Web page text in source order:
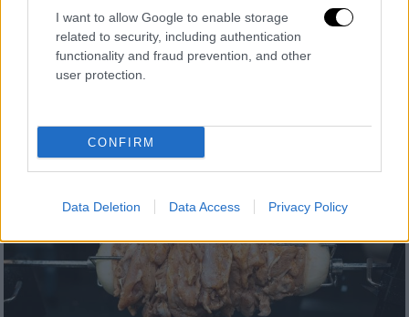
I want to allow Google to enable storage
related to security, including authentication
functionality and fraud prevention, and other
user protection.
CONFIRM
Data Deletion Data Access Privacy Policy
«Ζω από θαύμα, έχασα 2,5 λίτρα αίμα» -
Σοκάρει ο μάγειρας που μαχαιρώθηκε
για μια μερίδα κοντοσούβλι